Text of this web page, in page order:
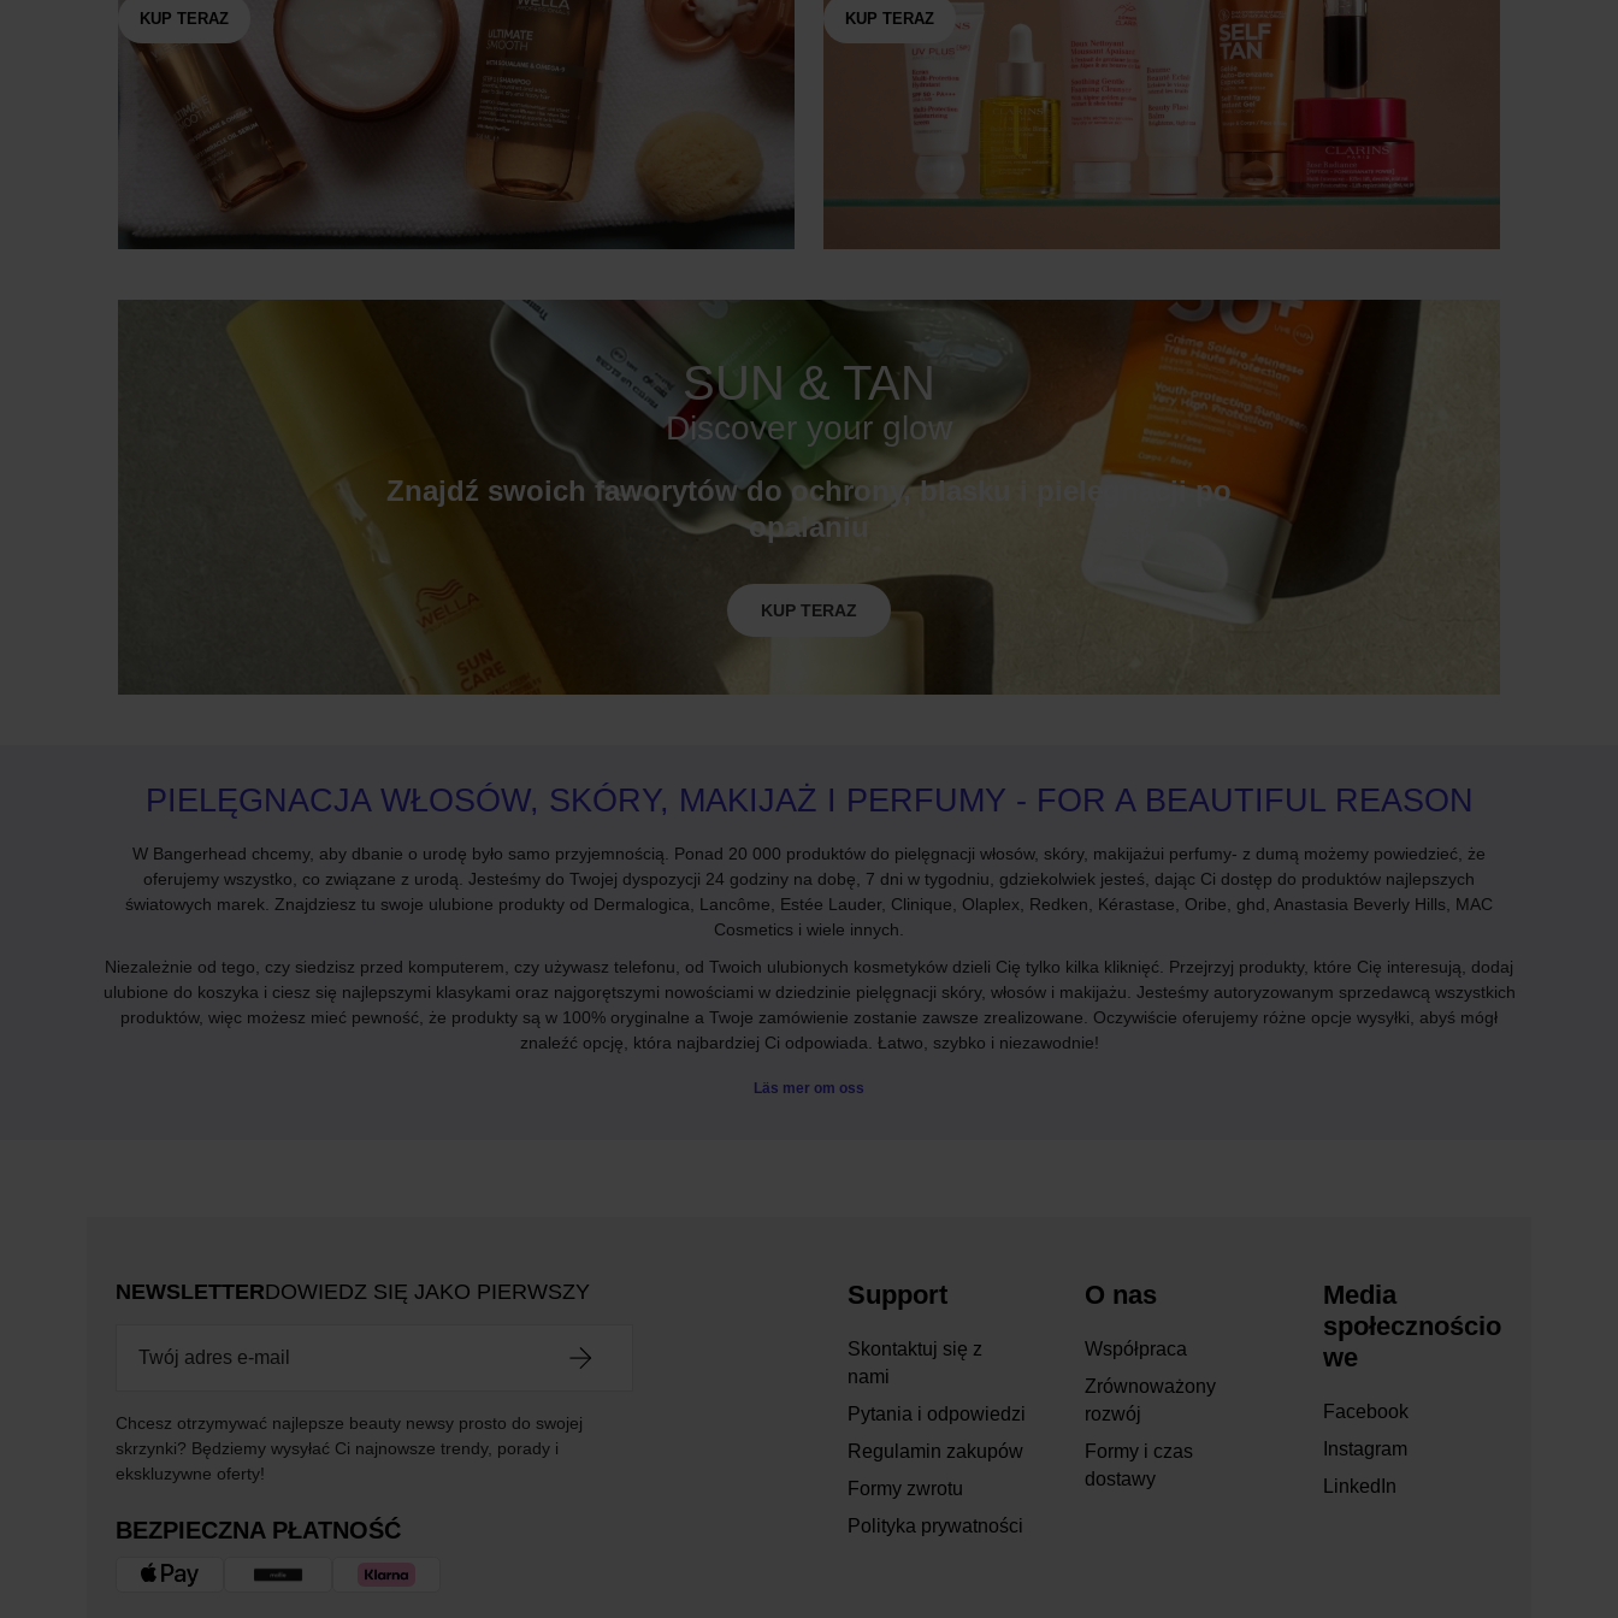
KUP TERAZ KUP TERAZ
SUN & TAN
Discover your glow
Znajdź swoich faworytów do ochrony, blasku i pielęgnacji po
opalaniu
KUP TERAZ
PIELĘGNACJA WŁOSÓW, SKÓRY, MAKIJAŻ I PERFUMY - FOR A BEAUTIFUL REASON
W Bangerhead chcemy, aby dbanie o urodę było samo przyjemnością. Ponad 20 000 produktów do pielęgnacji włosów, skóry, makijażui perfumy- z dumą możemy powiedzieć, że
oferujemy wszystko, co związane z urodą. Jesteśmy do Twojej dyspozycji 24 godziny na dobę, 7 dni w tygodniu, gdziekolwiek jesteś, dając Ci dostęp do produktów najlepszych
światowych marek. Znajdziesz tu swoje ulubione produkty od Dermalogica, Lancôme, Estée Lauder, Clinique, Olaplex, Redken, Kérastase, Oribe, ghd, Anastasia Beverly Hills, MAC
Cosmetics i wiele innych.
Niezależnie od tego, czy siedzisz przed komputerem, czy używasz telefonu, od Twoich ulubionych kosmetyków dzieli Cię tylko kilka kliknięć. Przejrzyj produkty, które Cię interesują, dodaj
ulubione do koszyka i ciesz się najlepszymi klasykami oraz najgorętszymi nowościami w dziedzinie pielęgnacji skóry, włosów i makijażu. Jesteśmy autoryzowanym sprzedawcą wszystkich
produktów, więc możesz mieć pewność, że produkty są w 100% oryginalne a Twoje zamówienie zostanie zawsze zrealizowane. Oczywiście oferujemy różne opcje wysyłki, abyś mógł
znaleźć opcję, która najbardziej Ci odpowiada. Łatwo, szybko i niezawodnie!
Läs mer om oss
NEWSLETTERDOWIEDZ SIĘ JAKO PIERWSZY
Chcesz otrzymywać najlepsze beauty newsy prosto do swojej
skrzynki? Będziemy wysyłać Ci najnowsze trendy, porady i
ekskluzywne oferty!
BEZPIECZNA PŁATNOŚĆ
Support
Skontaktuj się z
nami
Pytania i odpowiedzi
Regulamin zakupów
Formy zwrotu
Polityka prywatności
O nas
Współpraca
Zrównoważony
rozwój
Formy i czas
dostawy
Media
społecznościo
we
Facebook
Instagram
LinkedIn